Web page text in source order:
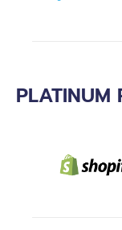
PLATINUM